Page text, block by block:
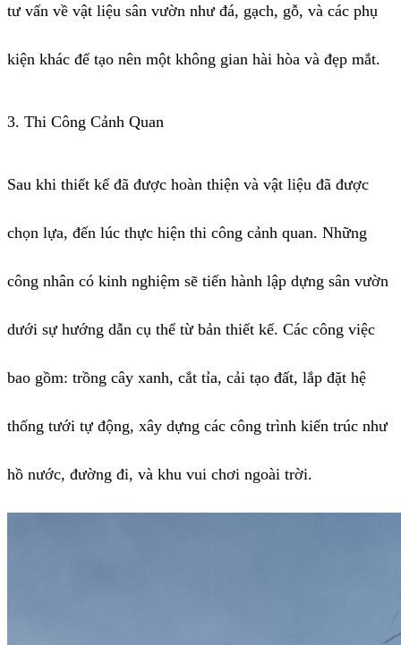
tư vấn về vật liệu sân vườn như đá, gạch, gỗ, và các phụ
kiện khác để tạo nên một không gian hài hòa và đẹp mắt.
3. Thi Công Cảnh Quan
Sau khi thiết kế đã được hoàn thiện và vật liệu đã được
chọn lựa, đến lúc thực hiện thi công cảnh quan. Những
công nhân có kinh nghiệm sẽ tiến hành lập dựng sân vườn
dưới sự hướng dẫn cụ thể từ bản thiết kế. Các công việc
bao gồm: trồng cây xanh, cắt tỉa, cải tạo đất, lắp đặt hệ
thống tưới tự động, xây dựng các công trình kiến trúc như
hồ nước, đường đi, và khu vui chơi ngoài trời.